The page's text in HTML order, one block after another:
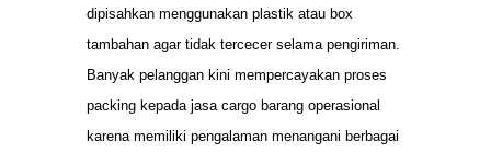
dipisahkan menggunakan plastik atau box
tambahan agar tidak tercecer selama pengiriman.
Banyak pelanggan kini mempercayakan proses
packing kepada jasa cargo barang operasional
karena memiliki pengalaman menangani berbagai